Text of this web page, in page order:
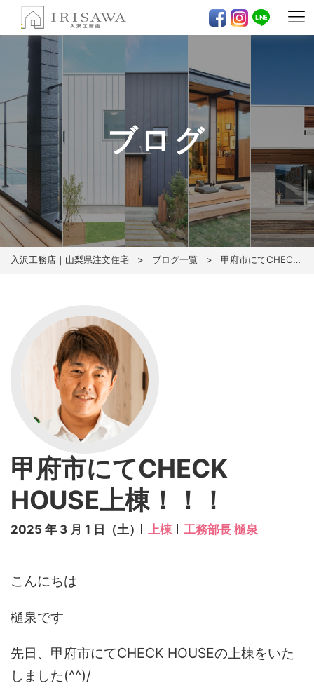
ブログ
入沢工務店｜山梨県注文住宅 ブログ一覧 甲府市にてCHECK HOUSE上棟！！！
甲府市にてCHECK
HOUSE上棟！！！
2025 年 3 月 1 日（土） 上棟 工務部長 樋泉
こんにちは
樋泉です
先日、甲府市にてCHECK HOUSEの上棟をいた
しました(^^)/